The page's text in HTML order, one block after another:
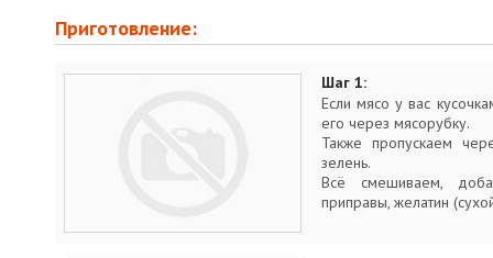
Приготовление:
Шаг 1:
Если мясо у вас
его через мясорубку.
Также пропускаем
зелень.
Всё смешиваем,
приправы, желатин